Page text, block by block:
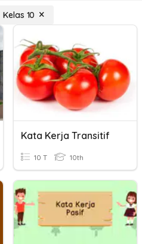
Kelas 10
Kata Kerja Transitif
10 T 10th